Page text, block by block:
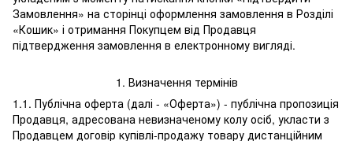
Замовлення» на сторінці оформлення замовлення в Розділі
«Кошик» і отримання Покупцем від Продавця
підтвердження замовлення в електронному вигляді.
1. Визначення термінів
1.1. Публічна оферта (далі - «Оферта») - публічна пропозиція
Продавця, адресована невизначеному колу осіб, укласти з
Продавцем договір купівлі-продажу товару дистанційним